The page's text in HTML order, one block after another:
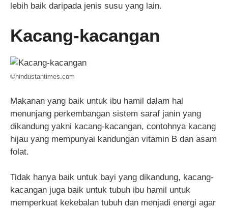
lebih baik daripada jenis susu yang lain.
Kacang-kacangan
©hindustantimes.com
Makanan yang baik untuk ibu hamil dalam hal
menunjang perkembangan sistem saraf janin yang
dikandung yakni kacang-kacangan, contohnya kacang
hijau yang mempunyai kandungan vitamin B dan asam
folat.
Tidak hanya baik untuk bayi yang dikandung, kacang-
kacangan juga baik untuk tubuh ibu hamil untuk
memperkuat kekebalan tubuh dan menjadi energi agar